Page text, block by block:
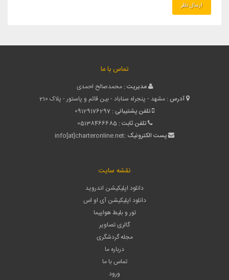
تماس با ما
مدیریت : محمدصالح احمدی
آدرس : مشهد - پنجراه سناباد - بین قائم و پاستور - پلاک 210
تلفن پشتیبانی : 09129176297
تلفن ثابت : 05138466685
پست الکترونیک :info[at]charteronline.net
نقشه سایت
دانلود اپلیکیشن اندروید
دانلود اپلیکیشن آی او اس
تور و بلیط هواپیما
گالری تصاویر
مجله گردشگری
درباره ما
تماس با ما
ورود